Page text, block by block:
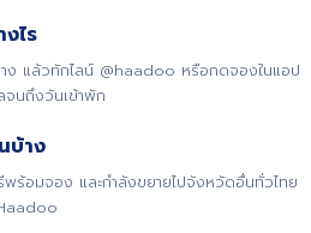
ไร
ง แล้วทักไลน์ @haadoo หรือกดจองในแอป
จนถึงวันเข้าพัก
บ้าง
ร้อมจอง และกำลังขยายไปจังหวัดอื่นทั่วไทย